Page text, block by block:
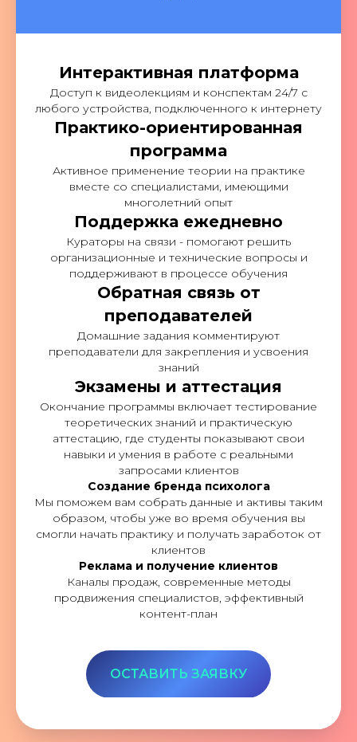
Интерактивная платформа
Доступ к видеолекциям и конспектам 24/7 с
любого устройства, подключенного к интернету
Практико-ориентированная
программа
Активное применение теории на практике
вместе со специалистами, имеющими
многолетний опыт
Поддержка ежедневно
Кураторы на связи - помогают решить
организационные и технические вопросы и
поддерживают в процессе обучения
Обратная связь от
преподавателей
Домашние задания комментируют
преподаватели для закрепления и усвоения
знаний
Экзамены и аттестация
Окончание программы включает тестирование
теоретических знаний и практическую
аттестацию, где студенты показывают свои
навыки и умения в работе с реальными
запросами клиентов
Создание бренда психолога
Мы поможем вам собрать данные и активы таким
образом, чтобы уже во время обучения вы
смогли начать практику и получать заработок от
клиентов
Реклама и получение клиентов
Каналы продаж, современные методы
продвижения специалистов, эффективный
контент-план
ОСТАВИТЬ ЗАЯВКУ